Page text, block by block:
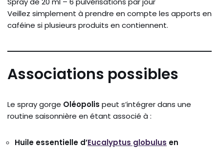
Veillez simplement à prendre en compte les apports en
caféine si plusieurs produits en contiennent.
Associations possibles
Le spray gorge Oléopolis peut s’intégrer dans une
routine saisonnière en étant associé à :
Huile essentielle d’Eucalyptus globulus en